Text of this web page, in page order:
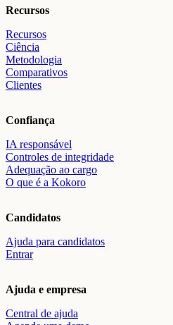
Recursos
Recursos
Ciência
Metodologia
Comparativos
Clientes
Confiança
IA responsável
Controles de integridade
Adequação ao cargo
O que é a Kokoro
Candidatos
Ajuda para candidatos
Entrar
Ajuda e empresa
Central de ajuda